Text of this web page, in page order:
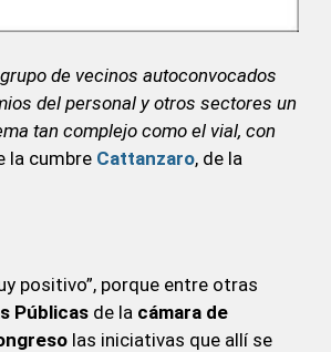
de vecinos autoconvocados
del personal y otros sectores un
tan complejo como el vial, con
la cumbre Cattanzaro, de la
positivo”, porque entre otras
Públicas de la cámara de
las iniciativas que allí se